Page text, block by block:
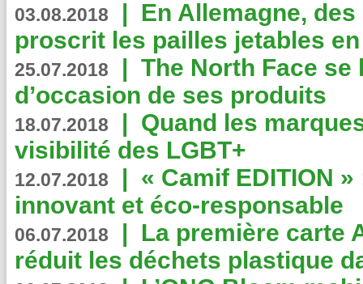
03.08.2018 | En Allemagne,
proscrit les pailles jetables
25.07.2018 | The North Face se
d’occasion de ses produits
18.07.2018 | Quand les
visibilité des LGBT+
12.07.2018 | « Camif EDITION
innovant et éco-responsable
06.07.2018 | La première carte
réduit les déchets plastique